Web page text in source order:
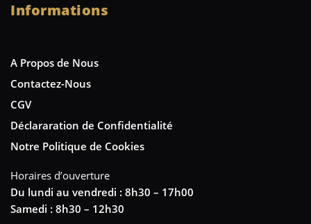
Informations
A Propos de Nous
Contactez-Nous
CGV
Déclararation de Confidentialité
Notre Politique de Cookies
Horaires d’ouverture
Du lundi au vendredi : 8h30 – 17h00
Samedi : 8h30 – 12h30